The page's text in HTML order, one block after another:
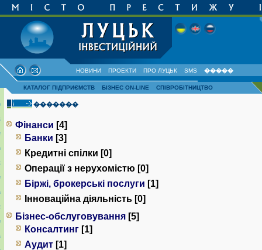
НОВИНИ ПРОЕКТИ ПРО ЛУЦЬК SMS �����
КАТАЛОГ ПІДПРИЄМСТВ БІЗНЕС ON-LINE СПІВРОБІТНИЦТВО
�������
Фінанси [4]
Банки [3]
Кредитні спілки [0]
Операції з нерухомістю [0]
Біржі, брокерські послуги [1]
Інноваційна діяльність [0]
Бізнес-обслуговування [5]
Консалтинг [1]
Аудит [1]